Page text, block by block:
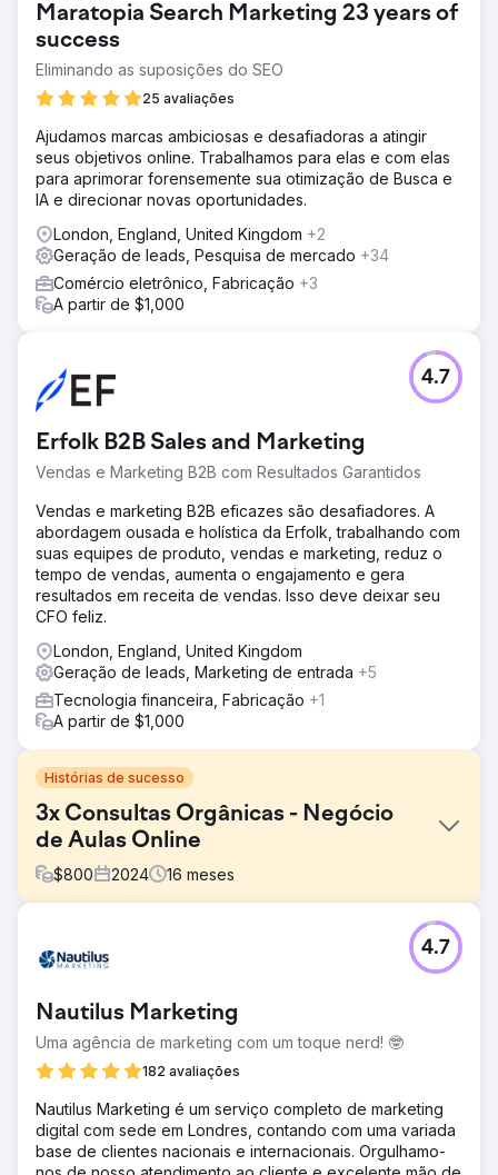
Maratopia Search Marketing 23 years of
success
Eliminando as suposições do SEO
25 avaliações
Ajudamos marcas ambiciosas e desafiadoras a atingir
seus objetivos online. Trabalhamos para elas e com elas
para aprimorar forensemente sua otimização de Busca e
IA e direcionar novas oportunidades.
London, England, United Kingdom +2
Geração de leads, Pesquisa de mercado +34
Comércio eletrônico, Fabricação +3
A partir de $1,000
Erfolk B2B Sales and Marketing
Vendas e Marketing B2B com Resultados Garantidos
4.7
Vendas e marketing B2B eficazes são desafiadores. A
abordagem ousada e holística da Erfolk, trabalhando com
suas equipes de produto, vendas e marketing, reduz o
tempo de vendas, aumenta o engajamento e gera
resultados em receita de vendas. Isso deve deixar seu
CFO feliz.
London, England, United Kingdom
Geração de leads, Marketing de entrada +5
Tecnologia financeira, Fabricação +1
A partir de $1,000
Histórias de sucesso
3x Consultas Orgânicas - Negócio
de Aulas Online
$800 2024 16 meses
A empresa de ensino particular oferecia aulas online de
alta qualidade em disciplinas de GCSE e A-Level, mas
website. O site não tinha visibilidade nos mecanismos de
busca, tinha uma estrutura de conteúdo fraca e foi
construído com base em um modelo desatualizado, não
otimizado para SEO ou conversão. Eles precisavam de
um relançamento moderno que pudesse aumentar o
alcance orgânico e gerar consultas consistentes de pais
e alunos.
Nautilus Marketing
Uma agência de marketing com um toque nerd! 🤓
182 avaliações
4.7
​Nautilus Marketing é um serviço completo de marketing
digital com sede em Londres, contando com uma variada
base de clientes nacionais e internacionais. Orgulhamo-